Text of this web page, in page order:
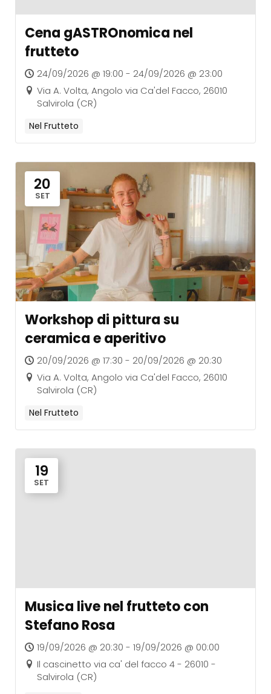
Cena gASTROnomica nel
frutteto
24/09/2026 @ 19:00 - 24/09/2026 @ 23:00
Via A. Volta, Angolo via Ca'del Facco, 26010
Salvirola (CR)
Nel Frutteto
20
SET
Workshop di pittura su
ceramica e aperitivo
20/09/2026 @ 17:30 - 20/09/2026 @ 20:30
Via A. Volta, Angolo via Ca'del Facco, 26010
Salvirola (CR)
Nel Frutteto
19
SET
Musica live nel frutteto con
Stefano Rosa
19/09/2026 @ 20:30 - 19/09/2026 @ 00:00
Il cascinetto via ca' del facco 4 - 26010 -
Salvirola (CR)